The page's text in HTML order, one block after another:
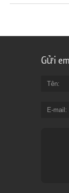
Gửi
Tên
E-mail